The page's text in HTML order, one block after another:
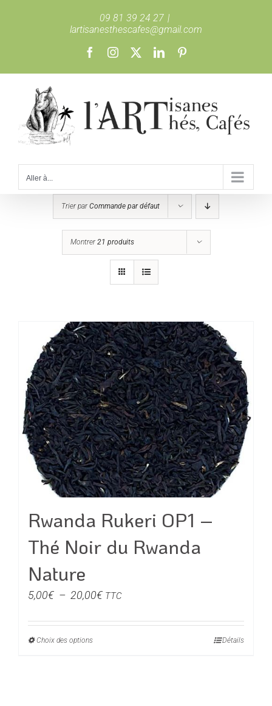
09 81 39 24 27 |
lartisanesthescafes@gmail.com
FacebookInstagram LinkedIn
Aller à...
Trier parCommande par défaut
Montrer21 produits
Rwanda Rukeri OP1 –
Thé Noir du Rwanda
Nature
5,00€ – 20,00€Plage
prix :
TTC
Choix des optionsCe
Détails